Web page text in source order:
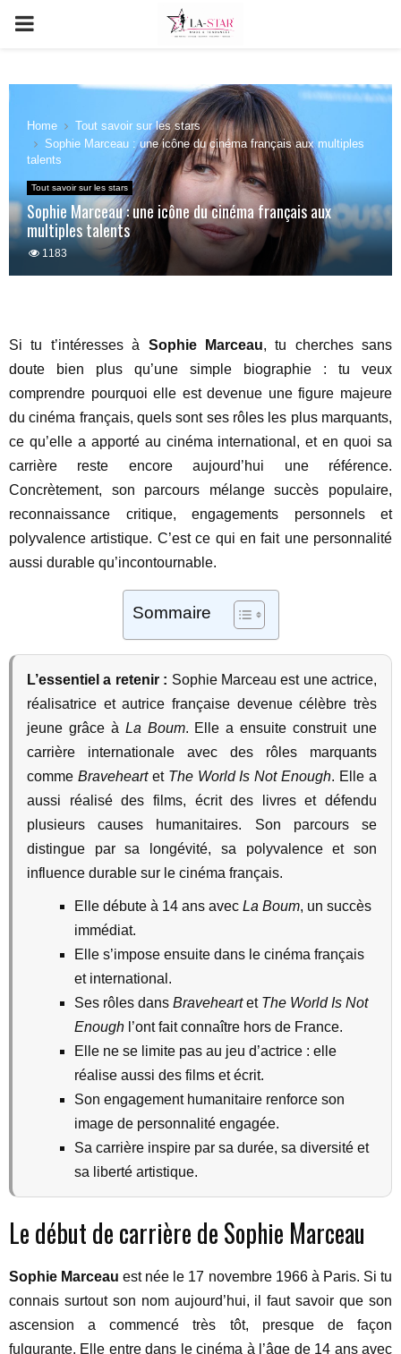
PRIMARY
Home
Tout savoir sur les stars
Sophie Marceau : une icône du cinéma français aux multiples
talents
Tout savoir sur les stars
Sophie Marceau : une icône du cinéma français aux
multiples talents
1183
Si tu t’intéresses à Sophie Marceau, tu cherches sans
doute bien plus qu’une simple biographie : tu veux
comprendre pourquoi elle est devenue une figure majeure
du cinéma français, quels sont ses rôles les plus marquants,
ce qu’elle a apporté au cinéma international, et en quoi sa
carrière reste encore aujourd’hui une référence.
Concrètement, son parcours mélange succès populaire,
reconnaissance critique, engagements personnels et
polyvalence artistique. C’est ce qui en fait une personnalité
aussi durable qu’incontournable.
Sommaire
L’essentiel a retenir : Sophie Marceau est une actrice,
réalisatrice et autrice française devenue célèbre très
jeune grâce à La Boum. Elle a ensuite construit une
carrière internationale avec des rôles marquants
comme Braveheartet The World Is Not Enough. Elle a
aussi réalisé des films, écrit des livres et défendu
plusieurs causes humanitaires. Son parcours se
distingue par sa longévité, sa polyvalence et son
influence durable sur le cinéma français.
Elle débute à 14 ans avec La Boum, un succès
immédiat.
Elle s’impose ensuite dans le cinéma français
et international.
Ses rôles dans Braveheartet The World Is Not
Enough l’ont fait connaître hors de France.
Elle ne se limite pas au jeu d’actrice : elle
réalise aussi des films et écrit.
Son engagement humanitaire renforce son
image de personnalité engagée.
Sa carrière inspire par sa durée, sa diversité et
sa liberté artistique.
Le début de carrière de Sophie Marceau
Sophie Marceau est née le 17 novembre 1966 à Paris. Si tu
connais surtout son nom aujourd’hui, il faut savoir que son
ascension a commencé très tôt, presque de façon
fulgurante. Elle entre dans le cinéma à l’âge de 14 ans avec